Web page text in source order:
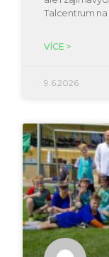
Talcentrum na
VÍCE >
9.6.2026